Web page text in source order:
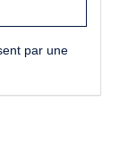
par une